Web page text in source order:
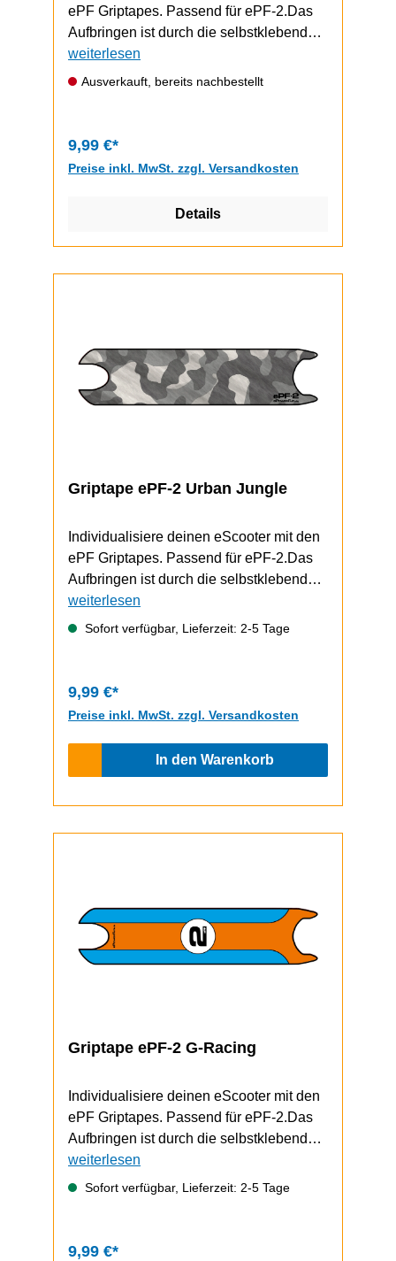
ePF Griptapes. Passend für ePF-2.Das
Aufbringen ist durch die selbstklebende
Unterseite schnell und einfach
durchzuführen.Video zum Griptape-
weiterlesen
Ausverkauft, bereits nachbestellt
9,99 €*
Preise inkl. MwSt. zzgl. Versandkosten
Details
Griptape ePF-2 Urban Jungle
Individualisiere deinen eScooter mit den
ePF Griptapes. Passend für ePF-2.Das
Aufbringen ist durch die selbstklebende
Unterseite schnell und einfach
durchzuführen.Video zum Griptape-
weiterlesen
Sofort verfügbar, Lieferzeit: 2-5 Tage
9,99 €*
Preise inkl. MwSt. zzgl. Versandkosten
In den Warenkorb
Griptape ePF-2 G-Racing
Individualisiere deinen eScooter mit den
ePF Griptapes. Passend für ePF-2.Das
Aufbringen ist durch die selbstklebende
Unterseite schnell und einfach
durchzuführen.Video zum Griptape-
weiterlesen
Sofort verfügbar, Lieferzeit: 2-5 Tage
9,99 €*